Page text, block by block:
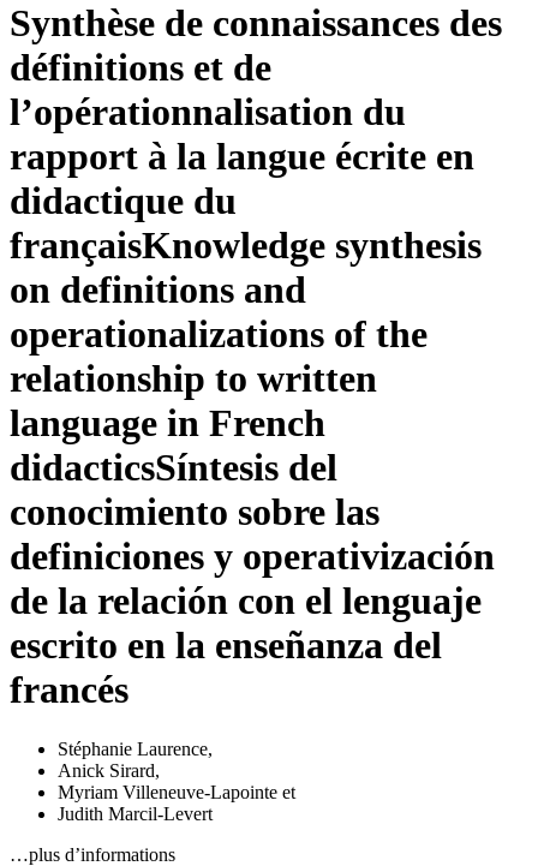
Synthèse de connaissances des
définitions et de
l’opérationnalisation du
rapport à la langue écrite en
didactique du
françaisKnowledge synthesis
on definitions and
operationalizations of the
relationship to written
language in French
didacticsSíntesis del
conocimiento sobre las
definiciones y operativización
de la relación con el lenguaje
escrito en la enseñanza del
francés
Stéphanie Laurence,
Anick Sirard,
Myriam Villeneuve-Lapointe et
Judith Marcil-Levert
…plus d’informations